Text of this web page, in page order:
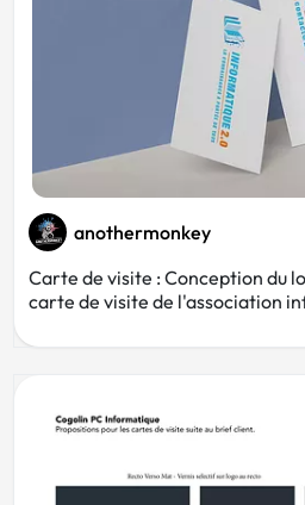
anothermonkey
Carte de visite : Conception du
carte de visite de l'association